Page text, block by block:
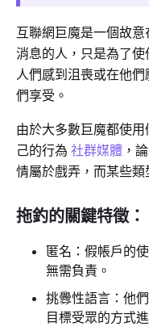
互聯網巨魔是一個故
消息的人，只是為了
人們感到沮喪或在他
們享受。
由於大多數巨魔都使
己的行為 社群媒體 ，
情屬於戲弄，而某些
拖釣的關鍵特徵：
匿名：假帳戶的
無需負責。
挑釁性語言：他
目標受眾的方式